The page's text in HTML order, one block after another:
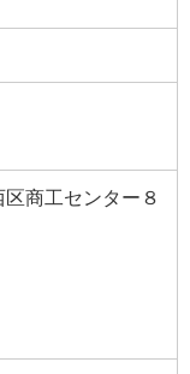
商工センター８